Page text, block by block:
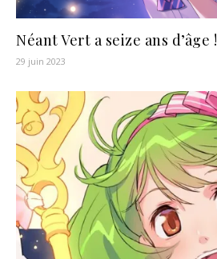
Néant Vert a seize ans d’âge !
29 juin 2023